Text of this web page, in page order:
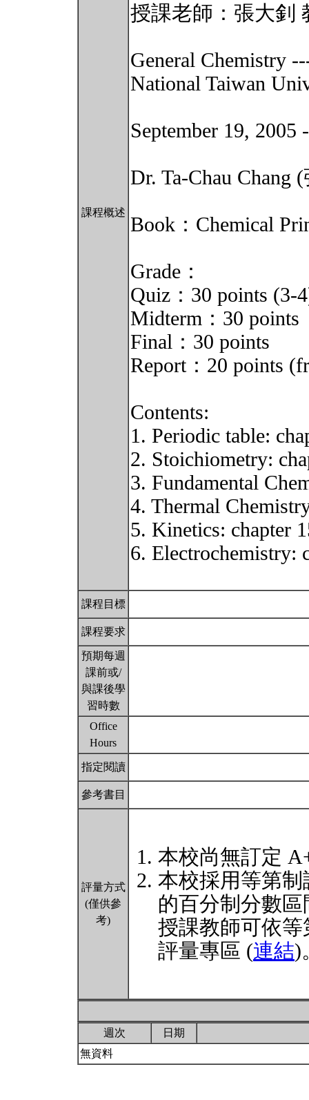
課程概述
授課老師：張大釗
General Chemistry
National Taiwan
September 19, 2005
Dr. Ta-Chau Chang
Book：Chemical
Grade：
Quiz：30 points (3-
Midterm：30 points
Final：30 points
Report：20 points
Contents:
1. Periodic table:
2. Stoichiometry:
3. Fundamental
4. Thermal
5. Kinetics: chapter
6. Electrochemistry:
課程目標
課程要求
預期每週
課前或/
與課後學
習時數
Office
Hours
指定閱讀
參考書目
評量方式
(僅供參
考)
本校尚無訂定
本校採用等第
的百分制分數
授課教師可依
評量專區 (連結)
週次
日期
無資料